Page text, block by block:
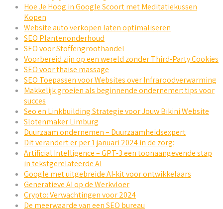
Hoe Je Hoog in Google Scoort met Meditatiekussen
Kopen
Website auto verkopen laten optimaliseren
SEO Plantenonderhoud
SEO voor Stoffengroothandel
Voorbereid zijn op een wereld zonder Third-Party Cookies
SEO voor thaise massage
SEO Toepassen voor Websites over Infraroodverwarming
Makkelijk groeien als beginnende ondernemer: tips voor
succes
Seo en Linkbuilding Strategie voor Jouw Bikini Website
Slotenmaker Limburg
Duurzaam ondernemen – Duurzaamheidsexpert
Dit verandert er per 1 januari 2024 in de zorg:
Artificial Intelligence – GPT-3 een toonaangevende stap
in tekstgerelateerde AI
Google met uitgebreide AI-kit voor ontwikkelaars
Generatieve AI op de Werkvloer
Crypto: Verwachtingen voor 2024
De meerwaarde van een SEO bureau